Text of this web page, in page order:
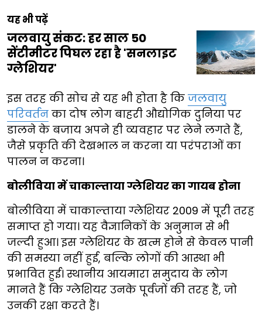
यह भी पढ़ें
जलवायु संकट: हर साल 50
सेंटीमीटर पिघल रहा है 'सनलाइट
ग्लेशियर'
इस तरह की सोच से यह भी होता है कि जलवायु
परिवर्तन का दोष लोग बाहरी औद्योगिक दुनिया पर
डालने के बजाय अपने ही व्यवहार पर लेने लगते हैं,
जैसे प्रकृति की देखभाल न करना या परंपराओं का
पालन न करना।
बोलीविया में चाकाल्ताया ग्लेशियर का गायब होना
बोलीविया में चाकाल्ताया ग्लेशियर 2009 में पूरी तरह
समाप्त हो गया। यह वैज्ञानिकों के अनुमान से भी
जल्दी हुआ। इस ग्लेशियर के खत्म होने से केवल पानी
की समस्या नहीं हुई, बल्कि लोगों की आस्था भी
प्रभावित हुई। स्थानीय आयमारा समुदाय के लोग
मानते हैं कि ग्लेशियर उनके पूर्वजों की तरह हैं, जो
उनकी रक्षा करते हैं।